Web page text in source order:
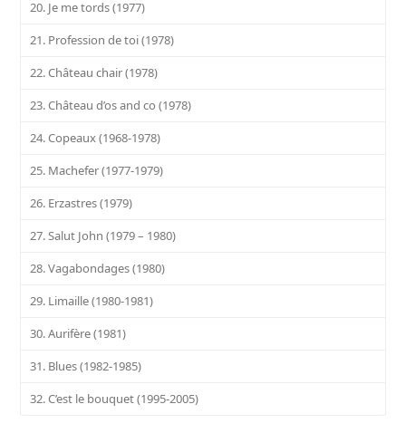
20. Je me tords (1977)
21. Profession de toi (1978)
22. Château chair (1978)
23. Château d’os and co (1978)
24. Copeaux (1968-1978)
25. Machefer (1977-1979)
26. Erzastres (1979)
27. Salut John (1979 – 1980)
28. Vagabondages (1980)
29. Limaille (1980-1981)
30. Aurifère (1981)
31. Blues (1982-1985)
32. C’est le bouquet (1995-2005)